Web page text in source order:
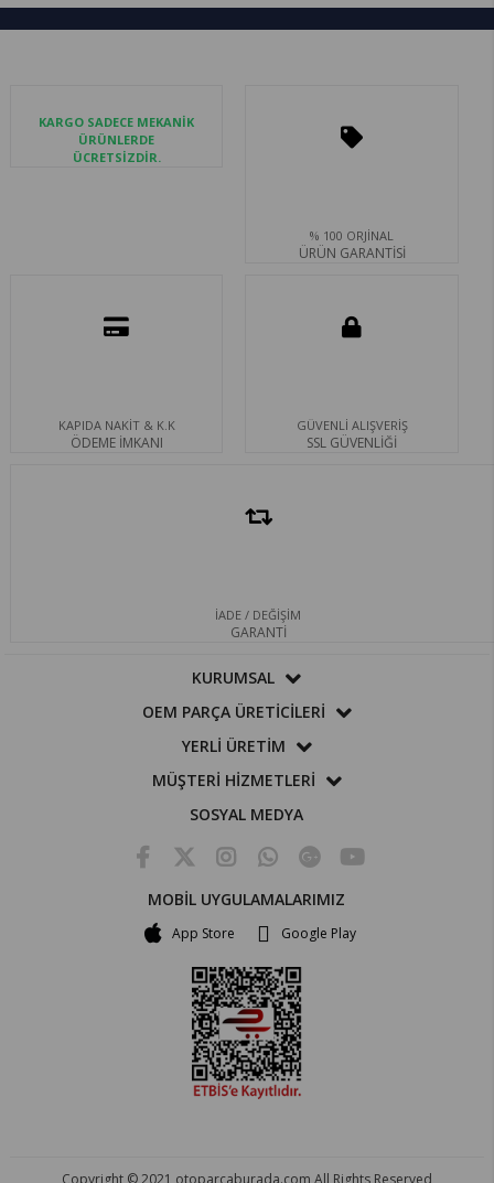
KARGO SADECE MEKANİK
ÜRÜNLERDE
ÜCRETSİZDİR.
% 100 ORJİNAL
ÜRÜN GARANTİSİ
KAPIDA NAKİT & K.K
ÖDEME İMKANI
GÜVENLİ ALIŞVERİŞ
SSL GÜVENLİĞİ
İADE / DEĞİŞİM
GARANTİ
KURUMSAL
OEM PARÇA ÜRETİCİLERİ
YERLİ ÜRETİM
MÜŞTERİ HİZMETLERİ
SOSYAL MEDYA
MOBİL UYGULAMALARIMIZ
App Store Google Play
Copyright © 2021 otoparcaburada.com All Rights Reserved